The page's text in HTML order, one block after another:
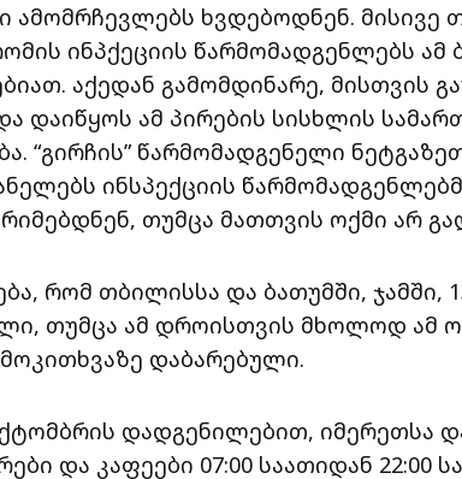
ამომრჩევლებს ხვდებოდნენ. მისივე
ინპქეციის წარმომადგენლებს ამ
აქედან გამომდინარე, მისთვის
დაიწყოს ამ პირების სისხლის
“გირჩის” წარმომადგენელი
ინსპექციის
თუმცა მათთვის ოქმი არ
რომ თბილისსა და ბათუმში, ჯამში,
თუმცა ამ დროისთვის მხოლოდ ამ
დაბარებული.
დადგენილებით, იმერეთსა
და კაფეები 07:00 საათიდან 22:00